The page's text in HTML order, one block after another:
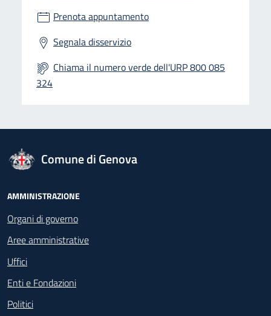
Prenota appuntamento
Segnala disservizio
Chiama il numero verde dell'URP 800 085
324
logo Unione Europea
Comune di Genova
Footer - Navigazione
AMMINISTRAZIONE
Organi di governo
Aree amministrative
Uffici
Enti e Fondazioni
Politici